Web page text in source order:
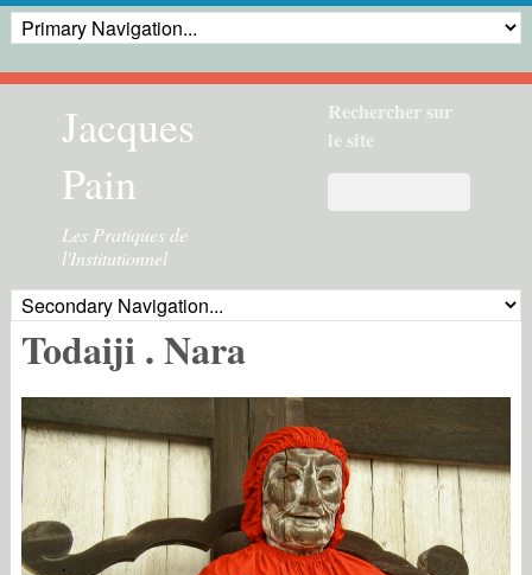
Jacques
Pain
Les Pratiques de
l'Institutionnel
Rechercher sur
le site
Todaiji . Nara